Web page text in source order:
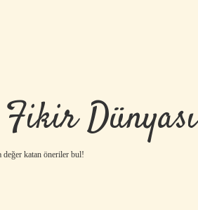
Dünyası
değer katan öneriler bul!